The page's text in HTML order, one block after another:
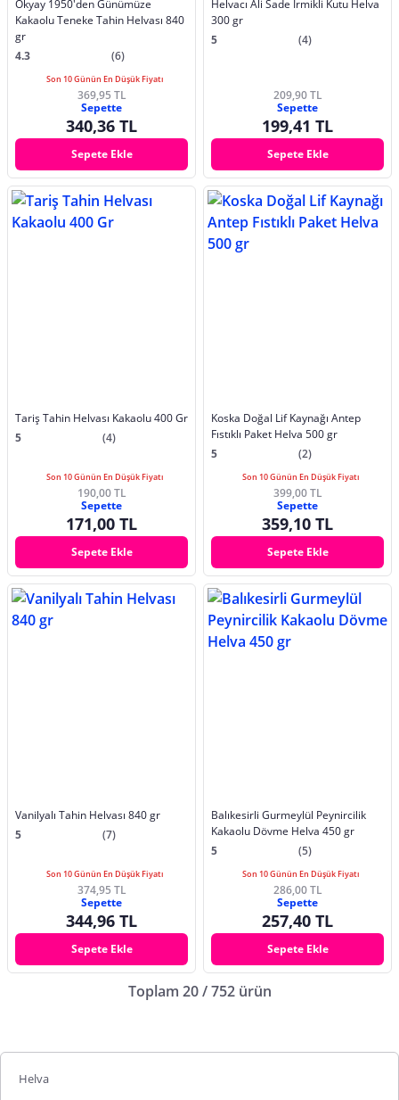
Okyay 1950'den Günümüze
Kakaolu Teneke Tahin Helvası 840
gr
4.3
(6)
Son 10 Günün En Düşük Fiyatı
369,95 TL
Sepette
340,36 TL
Sepete Ekle
Helvacı Ali Sade İrmikli Kutu Helva
300 gr
5
(4)
209,90 TL
Sepette
199,41 TL
Sepete Ekle
Tariş Tahin Helvası Kakaolu 400 Gr
5
(4)
Son 10 Günün En Düşük Fiyatı
190,00 TL
Sepette
171,00 TL
Sepete Ekle
Koska Doğal Lif Kaynağı Antep
Fıstıklı Paket Helva 500 gr
5
(2)
Son 10 Günün En Düşük Fiyatı
399,00 TL
Sepette
359,10 TL
Sepete Ekle
Vanilyalı Tahin Helvası 840 gr
5
(7)
Son 10 Günün En Düşük Fiyatı
374,95 TL
Sepette
344,96 TL
Sepete Ekle
Balıkesirli Gurmeylül Peynircilik
Kakaolu Dövme Helva 450 gr
5
(5)
Son 10 Günün En Düşük Fiyatı
286,00 TL
Sepette
257,40 TL
Sepete Ekle
Toplam 20 / 752 ürün
Helva